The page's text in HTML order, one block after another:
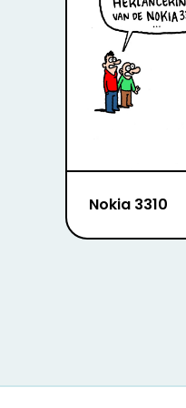
Nokia 3310